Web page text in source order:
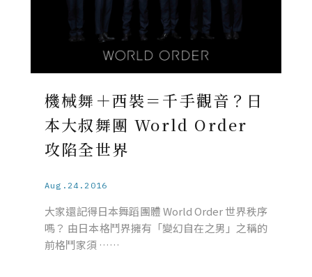
機械舞＋西裝＝千手觀音？日
本大叔舞團 World Order
攻陷全世界
Aug.24.2016
大家還記得日本舞蹈團體 World Order 世界秩序
嗎？ 由日本格鬥界擁有「變幻自在之男」之稱的
前格鬥家須 ……